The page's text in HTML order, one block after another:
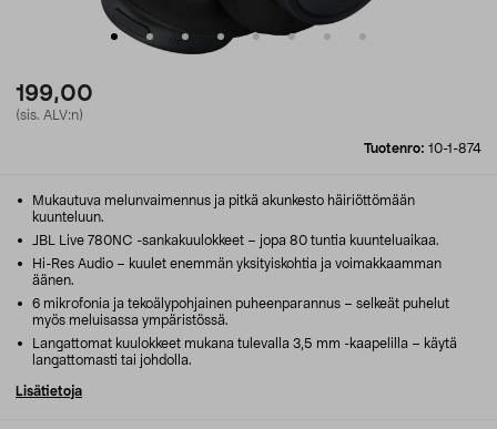
199,00
(sis. ALV:n)
Tuotenro: 10-1-874
Mukautuva melunvaimennus ja pitkä akunkesto häiriöttömään
kuunteluun.
JBL Live 780NC -sankakuulokkeet – jopa 80 tuntia kuunteluaikaa.
Hi-Res Audio – kuulet enemmän yksityiskohtia ja voimakkaamman
äänen.
6 mikrofonia ja tekoälypohjainen puheenparannus – selkeät puhelut
myös meluisassa ympäristössä.
Langattomat kuulokkeet mukana tulevalla 3,5 mm -kaapelilla – käytä
langattomasti tai johdolla.
Lisätietoja